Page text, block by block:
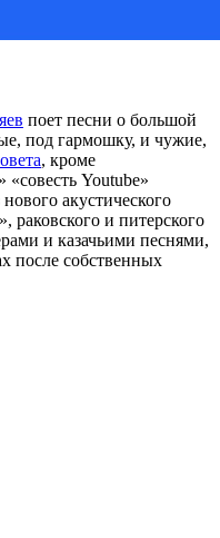
поет песни о большой
под гармошку, и чужие,
, кроме
Youtube»
акустического
раковского и питерского
и казачьими песнями,
после собственных